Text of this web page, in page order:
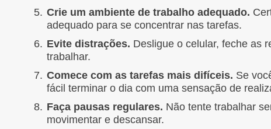
Crie um ambiente de trabalho adequado.
adequado para se concentrar nas tarefas.
Evite distrações. Desligue o celular, feche as
trabalhar.
Comece com as tarefas mais difíceis. Se
fácil terminar o dia com uma sensação de
Faça pausas regulares. Não tente trabalhar
movimentar e descansar.